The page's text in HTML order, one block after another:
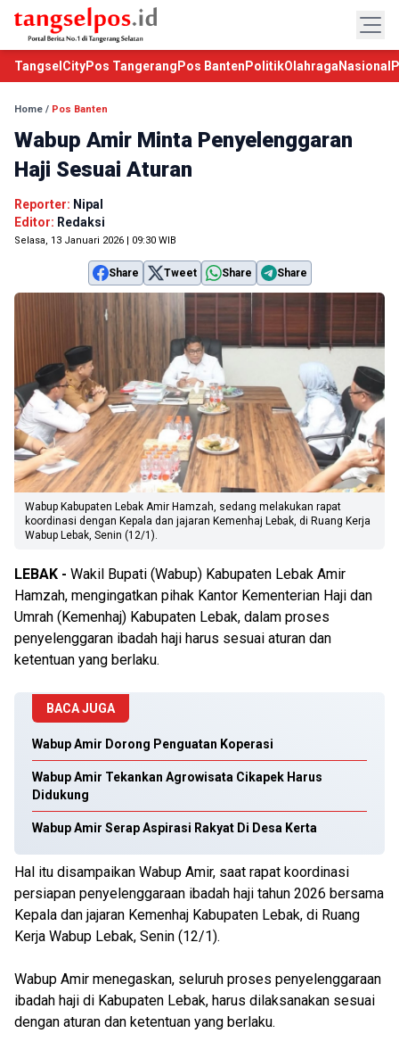
TangselCityPos Tangerang Pos Banten PolitikOlahraga Nasional
Home / Pos Banten
Wabup Amir Minta Penyelenggaran
Haji Sesuai Aturan
Reporter: Nipal
Editor: Redaksi
Selasa, 13 Januari 2026 | 09:30 WIB
Share Tweet Share Share
Wabup Kabupaten Lebak Amir Hamzah, sedang melakukan rapat
koordinasi dengan Kepala dan jajaran Kemenhaj Lebak, di Ruang Kerja
Wabup Lebak, Senin (12/1).
LEBAK - Wakil Bupati (Wabup) Kabupaten Lebak Amir
Hamzah, mengingatkan pihak Kantor Kementerian Haji dan
Umrah (Kemenhaj) Kabupaten Lebak, dalam proses
penyelenggaran ibadah haji harus sesuai aturan dan
ketentuan yang berlaku.
BACA JUGA
Wabup Amir Dorong Penguatan Koperasi
Wabup Amir Tekankan Agrowisata Cikapek Harus
Didukung
Wabup Amir Serap Aspirasi Rakyat Di Desa Kerta
Hal itu disampaikan Wabup Amir, saat rapat koordinasi
persiapan penyelenggaraan ibadah haji tahun 2026 bersama
Kepala dan jajaran Kemenhaj Kabupaten Lebak, di Ruang
Kerja Wabup Lebak, Senin (12/1).
Wabup Amir menegaskan, seluruh proses penyelenggaraan
ibadah haji di Kabupaten Lebak, harus dilaksanakan sesuai
dengan aturan dan ketentuan yang berlaku.